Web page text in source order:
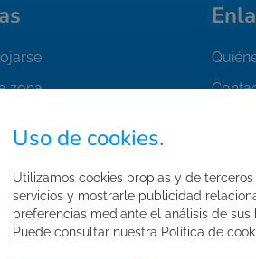
zona
entrada
Mapa
Uso de cookies.
Utilizamos cookies propias y de
servicios y mostrarle publicidad
preferencias mediante el análisis de sus
Puede consultar nuestra Política de